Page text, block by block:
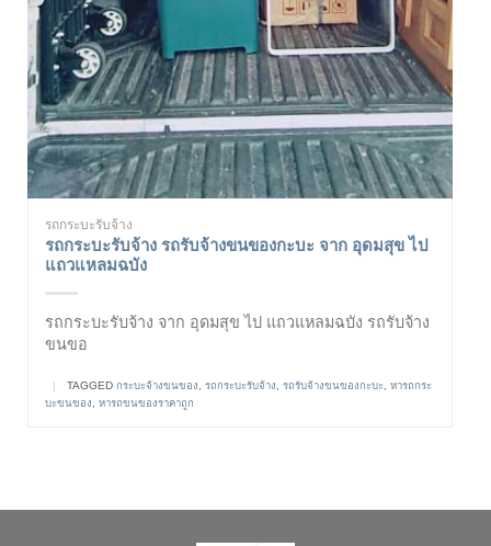
รถกระบะรับจ้าง
รถกระบะรับจ้าง รถรับจ้างขนของกะบะ จาก อุดมสุข ไป
แถวแหลมฉบัง
รถกระบะรับจ้าง จาก อุดมสุข ไป แถวแหลมฉบัง รถรับจ้าง
ขนขอ
| TAGGED กระบะจ้างขนของ รถกระบะรับจ้าง รถรับจ้างขนของกะบะ หารถกระ
บะขนของ
หารถขนของราคาถูก